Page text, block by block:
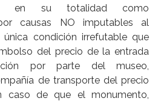
en su totalidad como
causas NO imputables al
única condición irrefutable que
del precio de la entrada
por parte del museo,
de transporte del precio
caso de que el monumento,